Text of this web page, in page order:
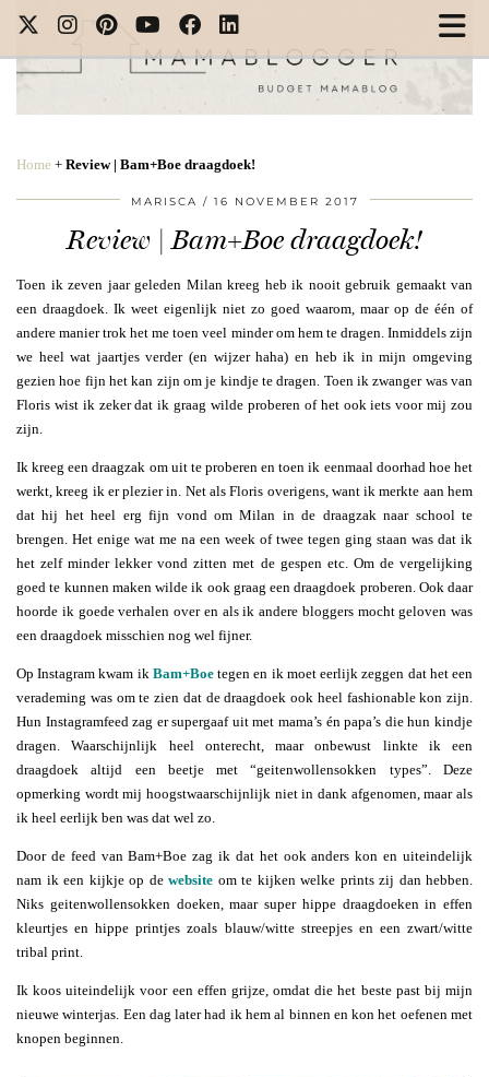
Home + Review | Bam+Boe draagdoek!
MARISCA 16 NOVEMBER 2017
Review | Bam+Boe draagdoek!
Toen ik zeven jaar geleden Milan kreeg heb ik nooit gebruik gemaakt van
een draagdoek. Ik weet eigenlijk niet zo goed waarom, maar op de één of
andere manier trok het me toen veel minder om hem te dragen. Inmiddels zijn
we heel wat jaartjes verder (en wijzer haha) en heb ik in mijn omgeving
gezien hoe fijn het kan zijn om je kindje te dragen. Toen ik zwanger was van
Floris wist ik zeker dat ik graag wilde proberen of het ook iets voor mij zou
zijn.
Ik kreeg een draagzak om uit te proberen en toen ik eenmaal doorhad hoe het
werkt, kreeg ik er plezier in. Net als Floris overigens, want ik merkte aan hem
dat hij het heel erg fijn vond om Milan in de draagzak naar school te
brengen. Het enige wat me na een week of twee tegen ging staan was dat ik
het zelf minder lekker vond zitten met de gespen etc. Om de vergelijking
goed te kunnen maken wilde ik ook graag een draagdoek proberen. Ook daar
hoorde ik goede verhalen over en als ik andere bloggers mocht geloven was
een draagdoek misschien nog wel fijner.
Op Instagram kwam ik Bam+Boetegen en ik moet eerlijk zeggen dat het een
verademing was om te zien dat de draagdoek ook heel fashionable kon zijn.
Hun Instagramfeed zag er supergaaf uit met mama’s én papa’s die hun kindje
dragen. Waarschijnlijk heel onterecht, maar onbewust linkte ik een
draagdoek altijd een beetje met “geitenwollensokken types”. Deze
opmerking wordt mij hoogstwaarschijnlijk niet in dank afgenomen, maar als
ik heel eerlijk ben was dat wel zo.
Door de feed van Bam+Boe zag ik dat het ook anders kon en uiteindelijk
nam ik een kijkje op de website om te kijken welke prints zij dan hebben.
Niks geitenwollensokken doeken, maar super hippe draagdoeken in effen
kleurtjes en hippe printjes zoals blauw/witte streepjes en een zwart/witte
tribal print.
Ik koos uiteindelijk voor een effen grijze, omdat die het beste past bij mijn
nieuwe winterjas. Een dag later had ik hem al binnen en kon het oefenen met
knopen beginnen.